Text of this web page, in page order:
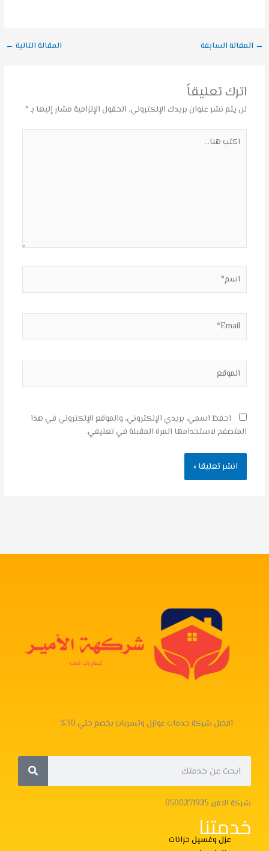
→ المقالة السابقة المقالة التالية ←
اترك تعليقاً
لن يتم نشر عنوان بريدك الإلكتروني. الحقول الإلزامية مشار إليها بـ*
هنا...
احفظ اسمي، بريدي الإلكتروني، والموقع الإلكتروني في هذا
المتصفح لاستخدامها المرة المقبلة في تعليقي.
افضل شركة حدمات عوازل وتسربات بخصم حتي 30%
Search
شركة الامير 0500271925
خدمتنا
عزل وغسيل خزانات